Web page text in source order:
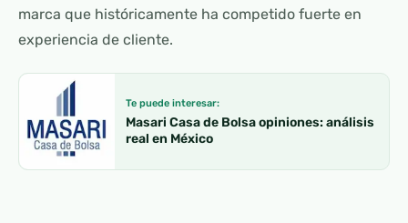
marca que históricamente ha competido fuerte en
experiencia de cliente.
Te puede interesar:
Masari Casa de Bolsa opiniones: análisis
real en México